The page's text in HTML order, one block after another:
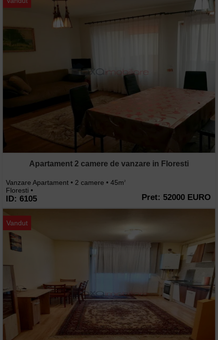
Apartament 2 camere de vanzare in Floresti
Vanzare Apartament • 2 camere • 45m2
Floresti •
ID: 6105 Pret: 52000 EURO
Vandut